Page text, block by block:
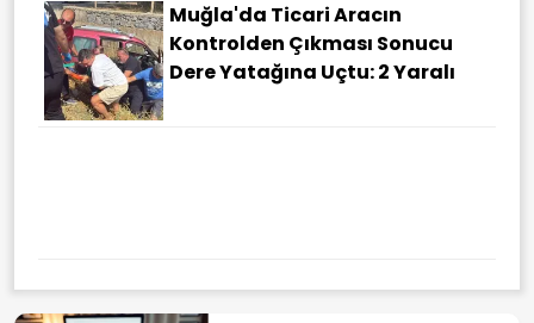
Muğla'da Ticari Aracın
Kontrolden Çıkması Sonucu
Dere Yatağına Uçtu: 2 Yaralı